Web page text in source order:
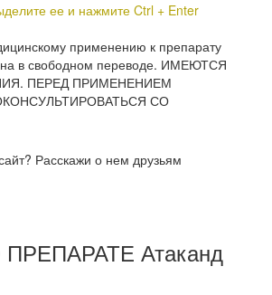
ее и нажмите Ctrl + Enter
применению к препарату
в свободном переводе. ИМЕЮТСЯ
ПЕРЕД ПРИМЕНЕНИЕМ
СО
Расскажи о нем друзьям
Атаканд